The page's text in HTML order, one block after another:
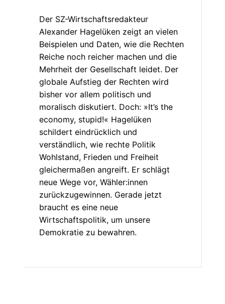
Der SZ-Wirtschaftsredakteur
Alexander Hagelüken zeigt an vielen
Beispielen und Daten, wie die Rechten
Reiche noch reicher machen und die
Mehrheit der Gesellschaft leidet. Der
globale Aufstieg der Rechten wird
bisher vor allem politisch und
moralisch diskutiert. Doch: »It’s the
economy, stupid!« Hagelüken
schildert eindrücklich und
verständlich, wie rechte Politik
Wohlstand, Frieden und Freiheit
gleichermaßen angreift. Er schlägt
neue Wege vor, Wähler:innen
zurückzugewinnen. Gerade jetzt
braucht es eine neue
Wirtschaftspolitik, um unsere
Demokratie zu bewahren.